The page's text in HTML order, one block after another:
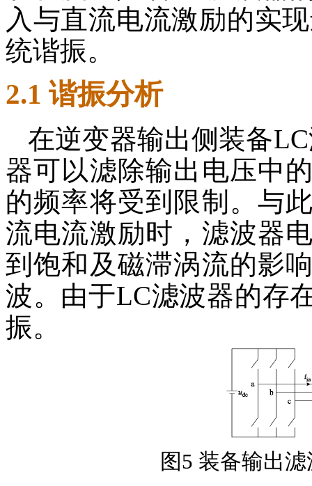
入与直流电流激励的实
统谐振。
2.1 谐振分析
在逆变器输出侧装备
器可以滤除输出电压中
的频率将受到限制。与
流电流激励时，滤波器
到饱和及磁滞涡流的影
波。由于LC滤波器的存
振。
图5 装备输出